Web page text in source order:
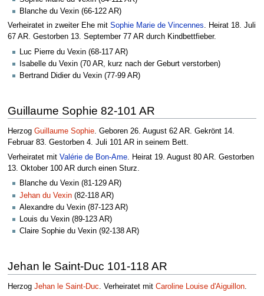
Blanche du Vexin (66-122 AR)
Verheiratet in zweiter Ehe mit Sophie Marie de Vincennes. Heirat 18. Juli
67 AR. Gestorben 13. September 77 AR durch Kindbettfieber.
Luc Pierre du Vexin (68-117 AR)
Isabelle du Vexin (70 AR, kurz nach der Geburt verstorben)
Bertrand Didier du Vexin (77-99 AR)
Guillaume Sophie 82-101 AR
Herzog Guillaume Sophie. Geboren 26. August 62 AR. Gekrönt 14.
Februar 83. Gestorben 4. Juli 101 AR in seinem Bett.
Verheiratet mit Valérie de Bon-Ame. Heirat 19. August 80 AR. Gestorben
13. Oktober 100 AR durch einen Sturz.
Blanche du Vexin (81-129 AR)
Jehan du Vexin (82-118 AR)
Alexandre du Vexin (87-123 AR)
Louis du Vexin (89-123 AR)
Claire Sophie du Vexin (92-138 AR)
Jehan le Saint-Duc 101-118 AR
Herzog Jehan le Saint-Duc. Verheiratet mit Caroline Louise d'Aiguillon.